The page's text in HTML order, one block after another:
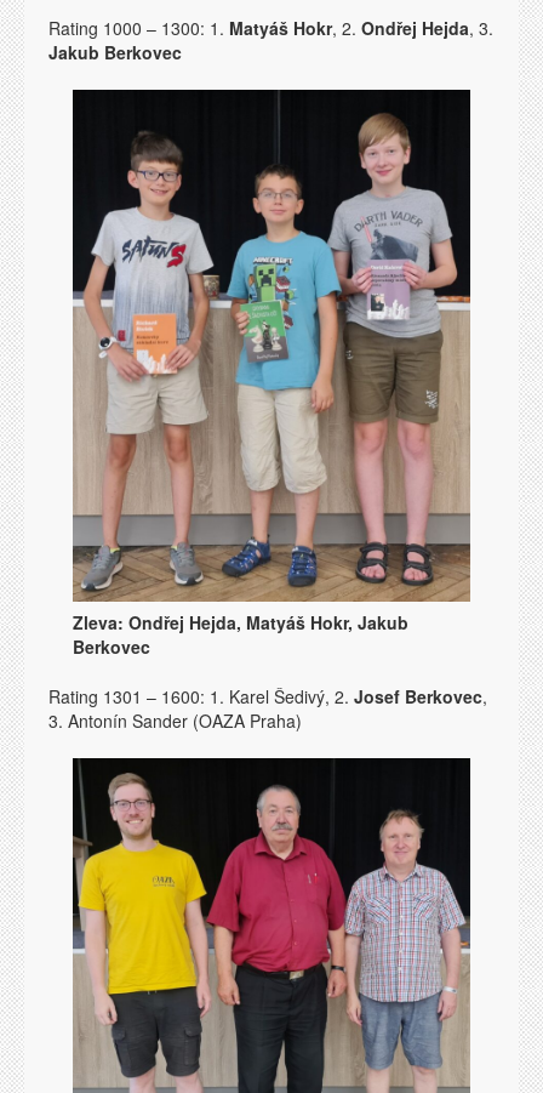
Rating 1000 – 1300: 1. Matyáš Hokr, 2. Ondřej Hejda, 3.
Jakub Berkovec
Zleva: Ondřej Hejda, Matyáš Hokr, Jakub
Berkovec
Rating 1301 – 1600: 1. Karel Šedivý, 2. Josef Berkovec,
3. Antonín Sander (OAZA Praha)